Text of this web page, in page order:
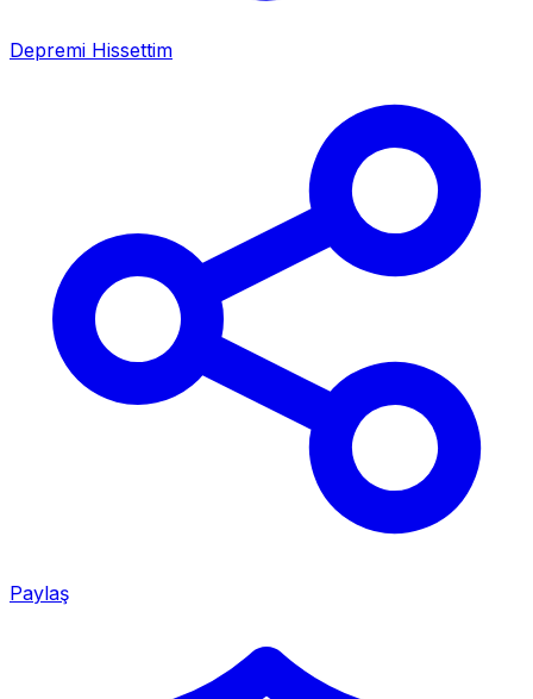
Depremi Hissettim
Paylaş